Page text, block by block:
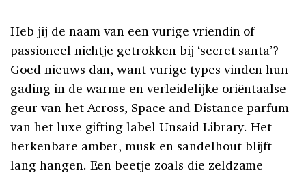
Heb jij de naam van een vurige vriendin of
passioneel nichtje getrokken bij ‘secret santa’?
Goed nieuws dan, want vurige types vinden hun
gading in de warme en verleidelijke oriëntaalse
geur van het Across, Space and Distance parfum
van het luxe gifting label Unsaid Library. Het
herkenbare amber, musk en sandelhout blijft
lang hangen. Een beetje zoals die zeldzame